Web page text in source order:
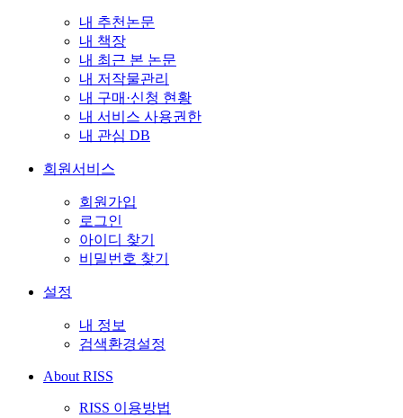
내 추천논문
내 책장
내 최근 본 논문
내 저작물관리
내 구매·신청 현황
내 서비스 사용권한
내 관심 DB
회원서비스
회원가입
로그인
아이디 찾기
비밀번호 찾기
설정
내 정보
검색환경설정
About RISS
RISS 이용방법